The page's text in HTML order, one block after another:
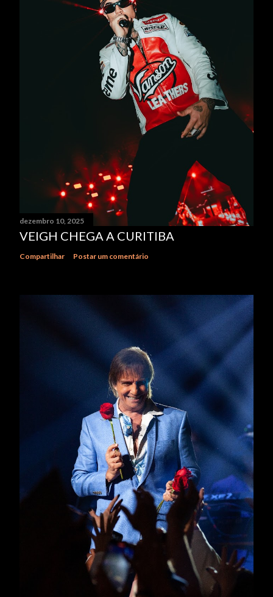
dezembro 10, 2025
VEIGH CHEGA A CURITIBA
Compartilhar Postar um comentário